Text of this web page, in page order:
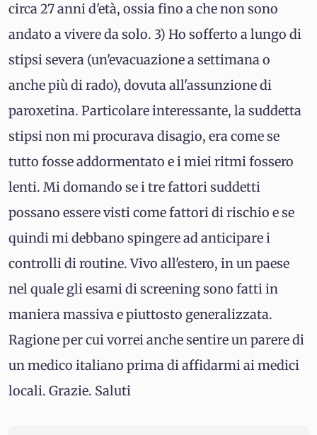
circa 27 anni d'età, ossia fino a che non sono
andato a vivere da solo. 3) Ho sofferto a lungo di
stipsi severa (un'evacuazione a settimana o
anche più di rado), dovuta all'assunzione di
paroxetina. Particolare interessante, la suddetta
stipsi non mi procurava disagio, era come se
tutto fosse addormentato e i miei ritmi fossero
lenti. Mi domando se i tre fattori suddetti
possano essere visti come fattori di rischio e se
quindi mi debbano spingere ad anticipare i
controlli di routine. Vivo all'estero, in un paese
nel quale gli esami di screening sono fatti in
maniera massiva e piuttosto generalizzata.
Ragione per cui vorrei anche sentire un parere di
un medico italiano prima di affidarmi ai medici
locali. Grazie. Saluti